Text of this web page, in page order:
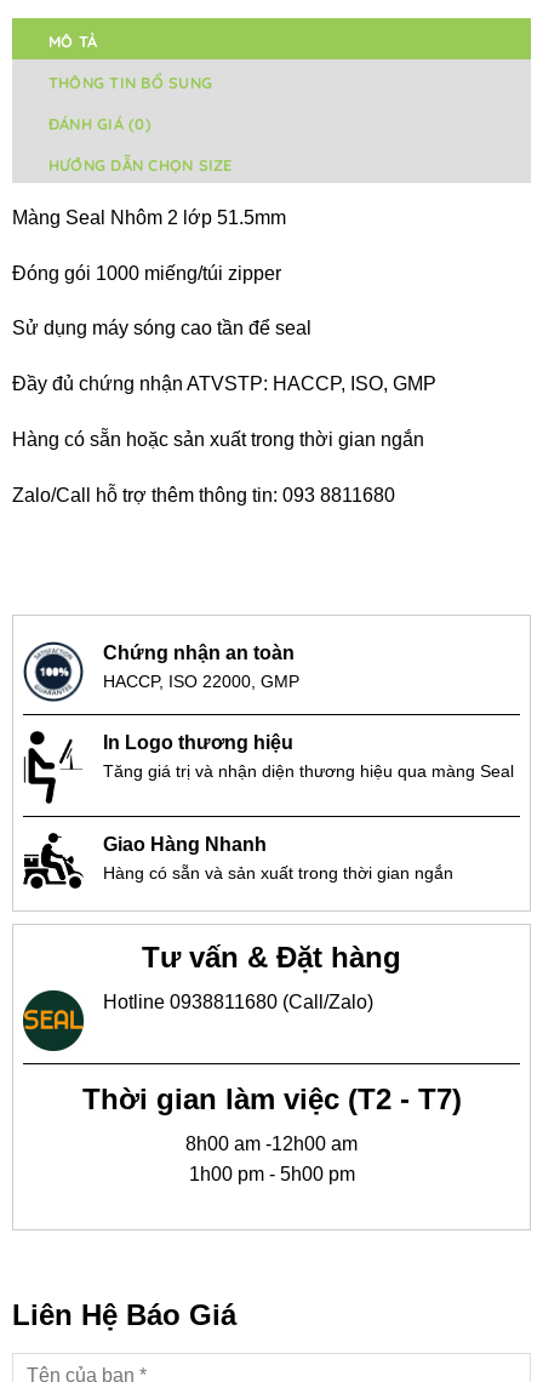
MÔ TẢ
THÔNG TIN BỔ SUNG
ĐÁNH GIÁ (0)
HƯỚNG DẪN CHỌN SIZE
Màng Seal Nhôm 2 lớp 51.5mm
Đóng gói 1000 miếng/túi zipper
Sử dụng máy sóng cao tần để seal
Đầy đủ chứng nhận ATVSTP: HACCP, ISO, GMP
Hàng có sẵn hoặc sản xuất trong thời gian ngắn
Zalo/Call hỗ trợ thêm thông tin: 093 8811680
Chứng nhận an toàn
HACCP, ISO 22000, GMP
In Logo thương hiệu
Tăng giá trị và nhận diện thương hiệu qua màng Seal
Giao Hàng Nhanh
Hàng có sẵn và sản xuất trong thời gian ngắn
Tư vấn & Đặt hàng
Hotline 0938811680 (Call/Zalo)
Thời gian làm việc (T2 - T7)
8h00 am -12h00 am
1h00 pm - 5h00 pm
Liên Hệ Báo Giá